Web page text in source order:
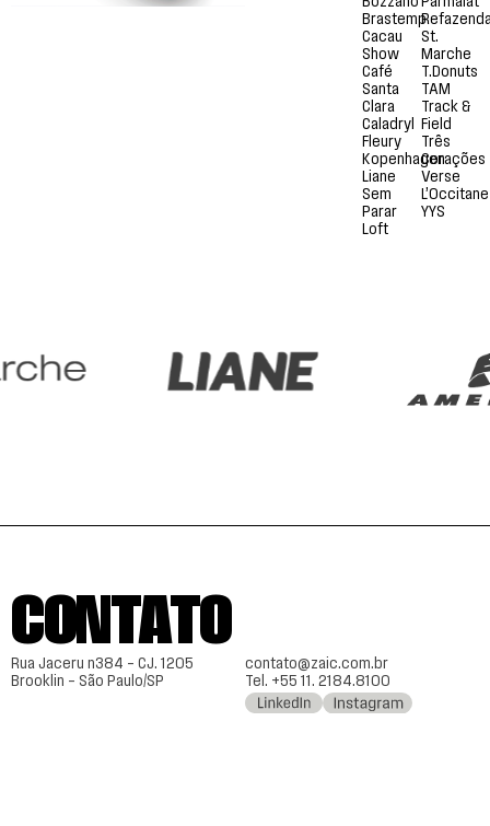
Brastemp
Cacau
Show
Café
Santa
Clara
Caladryl
Fleury
Kopenhagen
Liane
Sem
Parar
Loft
St.
Marche
T.Donuts
TAM
Track &
Field
Três
Corações
Verse
L’Occitane
YYS
CONTATO
Rua Jaceru n384 – CJ. 1205
Brooklin – São Paulo/SP
contato@zaic.com.br
Tel. +55 11. 2184.8100